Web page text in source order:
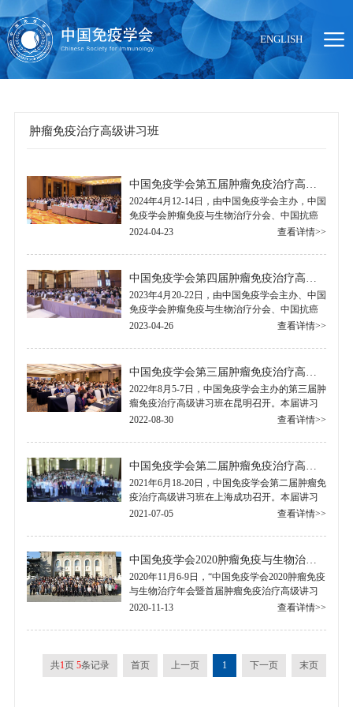
ENGLISH
肿瘤免疫治疗高级讲习班
中国免疫学会第五届肿瘤免疫治疗高级讲习班纪要
2024年4月12-14日，由中国免疫学会主办，中国
免疫学会肿瘤免疫与生物治疗分会、中国抗癌
协会肿瘤生物治疗专业委员会承办的“第五届肿
查看详情>>
2024-04-23
中国免疫学会第四届肿瘤免疫治疗高级讲习班暨第十七届全国肿瘤生物治疗大会纪要
2023年4月20-22日，由中国免疫学会主办、中国
免疫学会肿瘤免疫与生物治疗分会、中国抗癌
协会肿瘤生物治疗专业委员会共同主办，郑州
查看详情>>
2023-04-26
中国免疫学会第三届肿瘤免疫治疗高级讲习班纪要
2022年8月5-7日，中国免疫学会主办的第三届肿
瘤免疫治疗高级讲习班在昆明召开。本届讲习
班采取线上加线下的参会模式，邀请了15位顶
查看详情>>
2022-08-30
中国免疫学会第二届肿瘤免疫治疗高级讲习班纪要
2021年6月18-20日，中国免疫学会第二届肿瘤免
疫治疗高级讲习班在上海成功召开。本届讲习
班由中国免疫学会主办，复旦大学附属华山医
查看详情>>
2021-07-05
中国免疫学会2020肿瘤免疫与生物治疗年会暨首届肿瘤免疫治疗高级讲习班纪要
2020年11月6-9日，“中国免疫学会2020肿瘤免疫
与生物治疗年会暨首届肿瘤免疫治疗高级讲习
班”在北京召开。全国肿瘤免疫与生物治疗年会
查看详情>>
2020-11-13
共1页5条记录 首页 上一页 1 下一页 末页